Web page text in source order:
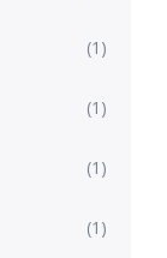
(1)
(1)
(1)
(1)